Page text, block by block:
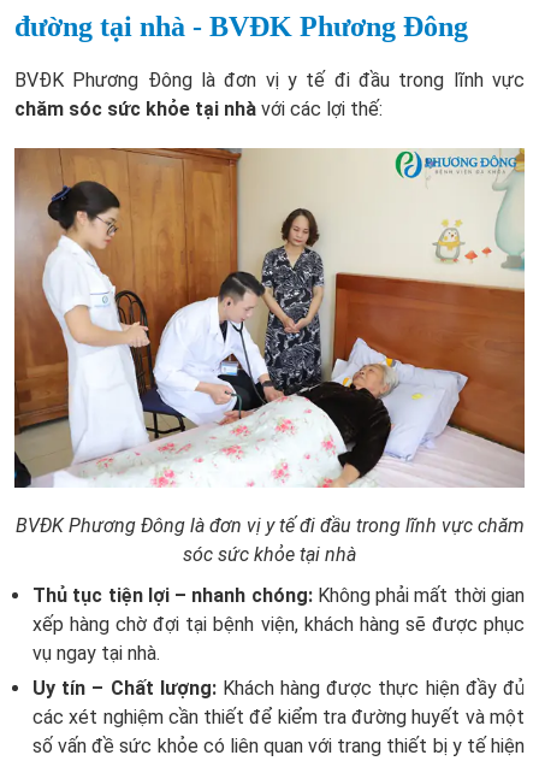
đường tại nhà - BVĐK Phương Đông
BVĐK Phương Đông là đơn vị y tế đi đầu trong lĩnh vực
chăm sóc sức khỏe tại nhà với các lợi thế:
BVĐK Phương Đông là đơn vị y tế đi đầu trong lĩnh vực chăm
sóc sức khỏe tại nhà
Thủ tục tiện lợi – nhanh chóng:Không phải mất thời gian
xếp hàng chờ đợi tại bệnh viện, khách hàng sẽ được phục
vụ ngay tại nhà.
Uy tín – Chất lượng: Khách hàng được thực hiện đầy đủ
các xét nghiệm cần thiết để kiểm tra đường huyết và một
số vấn đề sức khỏe có liên quan với trang thiết bị y tế hiện